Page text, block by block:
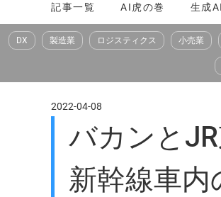
へ
ス
記事一覧 AI虎の巻 生成
DX 製造業 ロジスティクス 小売業
2022-04-08
バカンと
新幹線車